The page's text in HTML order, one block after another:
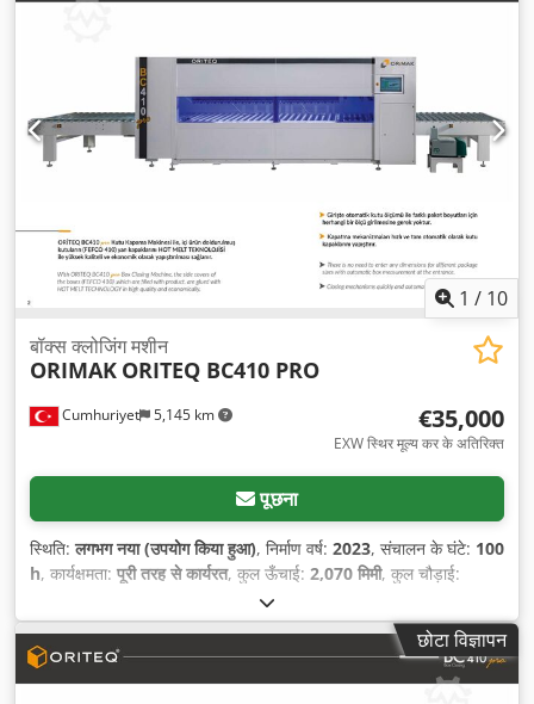
1 / 10
Cumhuriyet 5,145 km
बॉक्स क्लोजिंग मशीन
ORIMAK ORITEQ BC410 PRO
€35,000
EXW स्थिर मूल्य कर के अतिरिक्त
पूछना
स्थिति:लगभग नया (उपयोग किया हुआ), निर्माण वर्ष: 2023, संचालन के घंटे: 100
h, कार्यक्षमता: पूरी तरह से कार्यरत, कुल ऊँचाई: 2,070 मिमी, कुल चौड़ाई:
, कुल वजन:
का प्रकार:तीन-चरणीय, इनपुट वोल्टेज:12 V, संपीड़ित वायु कनेक्शन:7 छड़,
दबाव:7 छड़, कार्यदाब: छोटा विज्ञापन